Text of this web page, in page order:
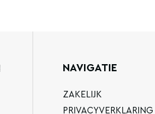
NAVIGATIE
ZAKELIJK
PRIVACYVERKLARING